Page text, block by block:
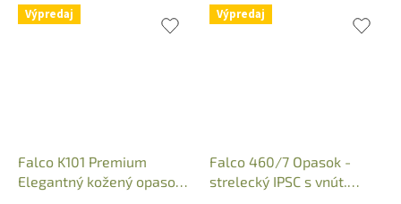
Výpredaj
Falco K101 Premium
Elegantný kožený opasok,
Výpredaj
Falco 460/7 Opasok -
strelecký IPSC s vnút.